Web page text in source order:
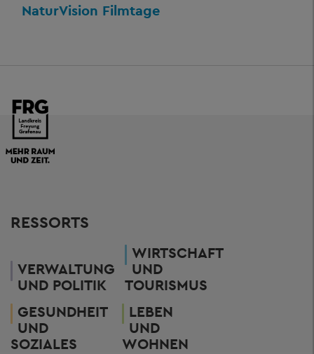
NaturVision Filmtage
RESSORTS
VERWALTUNG
UND POLITIK
WIRTSCHAFT
UND
TOURISMUS
GESUNDHEIT
UND
SOZIALES
LEBEN
UND
WOHNEN